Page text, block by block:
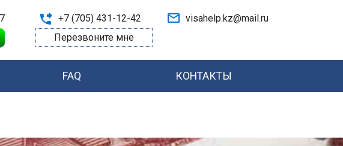
+7 (705) 431-12-42
Перезвоните мне
visahelp.kz@mail.ru
FAQ КОНТАКТЫ